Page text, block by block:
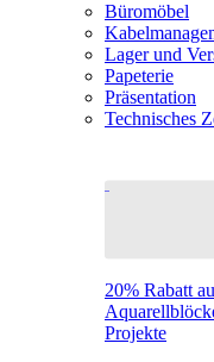
Büromöbel
Lager und
Papeterie
Präsentation
Technisches
20% Rabatt
Projekte